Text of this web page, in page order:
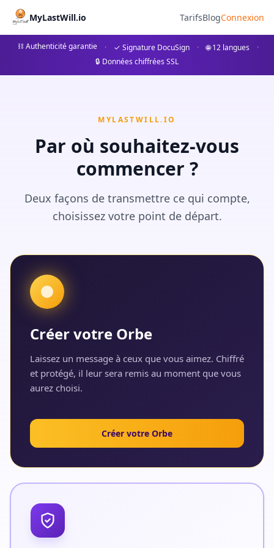
MyLastWill.io TarifsBlogConnexion
⛓ Authenticité garantie · ✓ Signature DocuSign · 🌐 12 langues
·
🔒 Données chiffrées SSL
MYLASTWILL.IO
Par où souhaitez-vous
commencer ?
Deux façons de transmettre ce qui compte,
choisissez votre point de départ.
Créer votre Orbe
Laissez un message à ceux que vous aimez. Chiffré
et protégé, il leur sera remis au moment que vous
aurez choisi.
Créer votre Orbe
Coach Succession -
Préparez votre succession avant le notaire avec notre
Notre coach vous guide pas à pas pour rassembler